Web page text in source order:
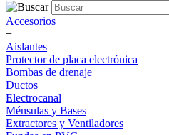
Accesorios
+
Aislantes
Protector de placa electrónica
Bombas de drenaje
Ductos
Electrocanal
Ménsulas y Bases
Extractores y Ventiladores